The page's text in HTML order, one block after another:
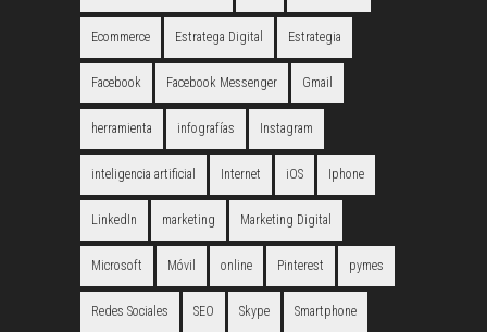
Ecommerce Estratega Digital Estrategia
Facebook Facebook Messenger Gmail
herramienta infografías Instagram
inteligencia artificial Internet iOS Iphone
LinkedIn marketing Marketing Digital
Microsoft Móvil online Pinterest pymes
Redes Sociales SEO Skype Smartphone